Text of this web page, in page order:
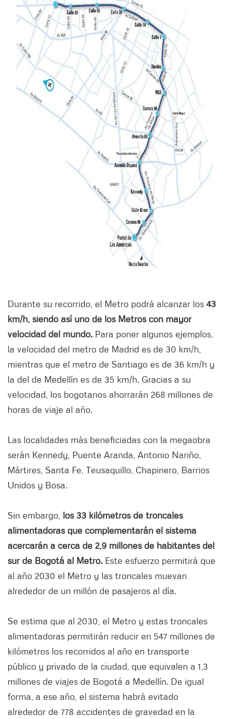
Durante su recorrido, el Metro podrá alcanzar los 43
km/h, siendo así uno de los Metros con mayor
velocidad del mundo. Para poner algunos ejemplos,
la velocidad del metro de Madrid es de 30 km/h,
mientras que el metro de Santiago es de 36 km/h y
la del de Medellín es de 35 km/h. Gracias a su
velocidad, los bogotanos ahorrarán 268 millones de
horas de viaje al año.
Las localidades más beneficiadas con la megaobra
serán Kennedy, Puente Aranda, Antonio Nariño,
Mártires, Santa Fe, Teusaquillo, Chapinero, Barrios
Unidos y Bosa.
Sin embargo, los 33 kilómetros de troncales
alimentadoras que complementarán el sistema
acercarán a cerca de 2,9 millones de habitantes del
sur de Bogotá al Metro. Este esfuerzo permitirá que
al año 2030 el Metro y las troncales muevan
alrededor de un millón de pasajeros al día.
Se estima que al 2030, el Metro y estas troncales
alimentadoras permitirán reducir en 547 millones de
kilómetros los recorridos al año en transporte
público y privado de la ciudad, que equivalen a 1,3
millones de viajes de Bogotá a Medellín. De igual
forma, a ese año, el sistema habrá evitado
alrededor de 778 accidentes de gravedad en la